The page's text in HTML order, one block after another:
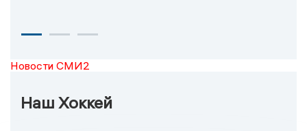
Новости СМИ2
Наш Хоккей